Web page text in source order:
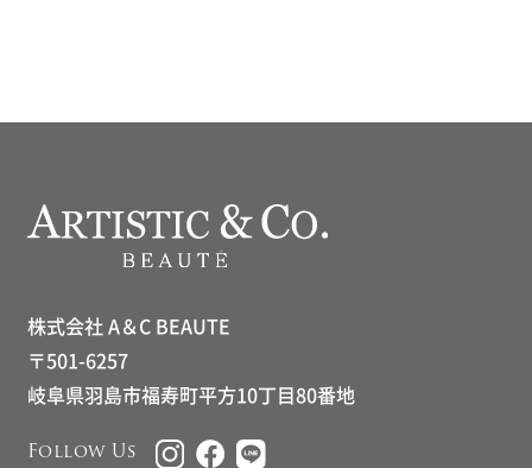
株式会社 A＆C BEAUTE
〒501-6257
岐阜県羽島市福寿町平方10丁目80番地
Follow Us